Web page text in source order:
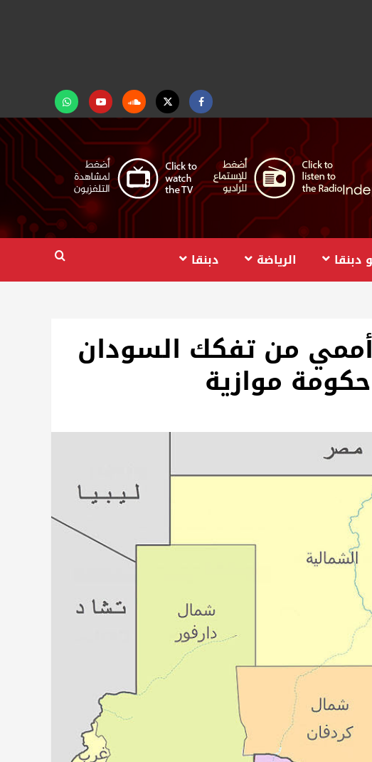
Facebook
Twitter
Soundcloud
Youtubeتابعنا
على
واتساب
دبنقا الرياضة دبنقا
أممي من تفكك السودان
موازية